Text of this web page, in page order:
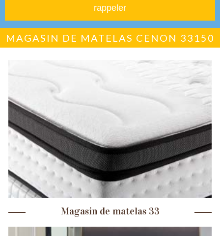
MAGASIN DE MATELAS CENON 33150
Magasin de matelas 33